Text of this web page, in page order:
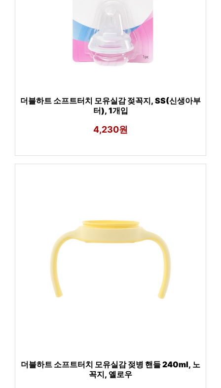
더블하트 소프트터치 모유실감 젖꼭지, SS(신생아부
터), 1개입
4,230원
더블하트 소프트터치 모유실감 젖병 핸들 240ml, 노
꼭지, 옐로우